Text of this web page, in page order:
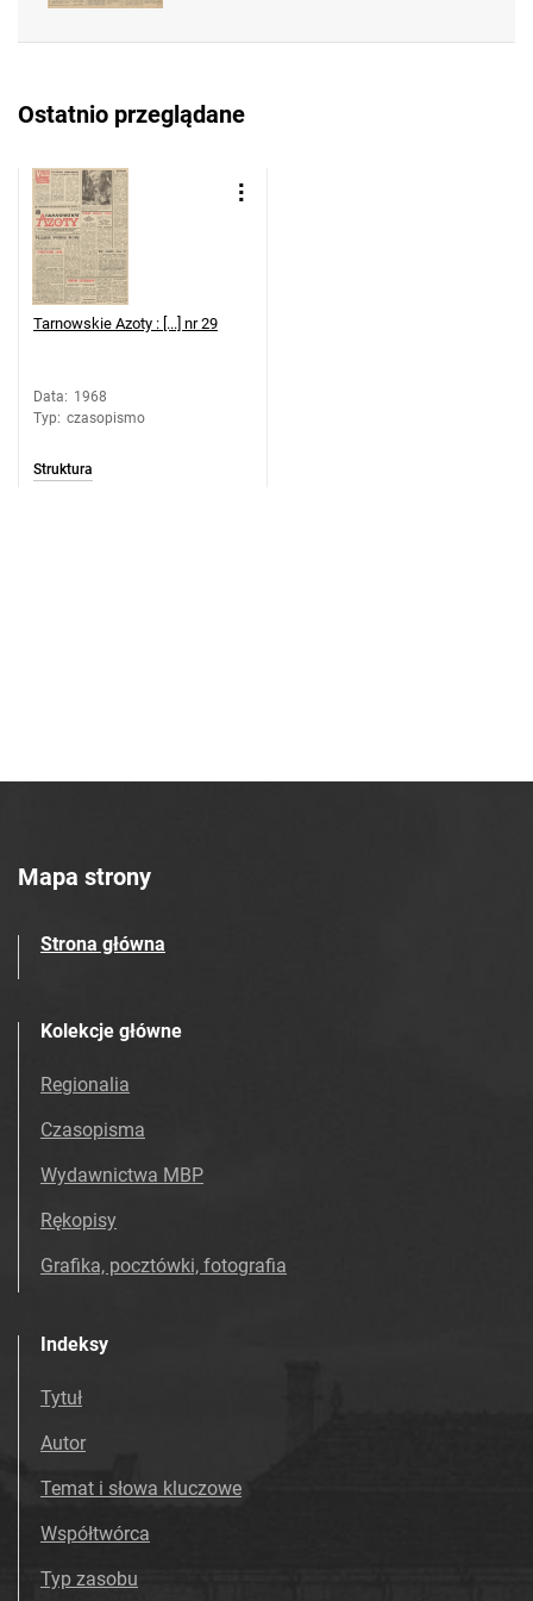
Feliksa Dzierżyńskiego. 1968, nr 38
Robotniczego Zakładów Azotowych im.
Feliksa Dzierżyńskiego. 1968, nr 39
Tarnowskie Azoty : Organ Samorządu
Robotniczego Zakładów Azotowych im.
Feliksa Dzierżyńskiego. 1968, nr 40
Tarnowskie Azoty : Organ Samorządu
Feliksa Dzierżyńskiego. 1968, nr 41
Tarnowskie Azoty : Organ Samorządu
Tarnowskie Azoty : Organ Samorządu
Feliksa Dzierżyńskiego. 1968, nr 47
Feliksa Dzierżyńskiego. 1968, nr 48
Tarnowskie Azoty : Organ Samorządu
Feliksa Dzierżyńskiego. 1968, nr 49
Tarnowskie Azoty : Organ Samorządu
Feliksa Dzierżyńskiego. 1968, nr 50
Tarnowskie Azoty : Organ Samorządu
Tarnowskie Azoty : Organ Samorządu
Tarnowskie Azoty : Organ Samorządu
Robotniczego Zakładów Azotowych im.
Tarnowskie Azoty : Organ Samorządu
Robotniczego Zakładów Azotowych im.
Ostatnio przeglądane
Tarnowskie Azoty : [...] nr 29
Data: 1968
Typ: czasopismo
Struktura
Mapa strony
Strona główna
Kolekcje główne
Regionalia
Czasopisma
Wydawnictwa MBP
Rękopisy
Grafika, pocztówki, fotografia
Indeksy
Tytuł
Autor
Temat i słowa kluczowe
Współtwórca
Typ zasobu